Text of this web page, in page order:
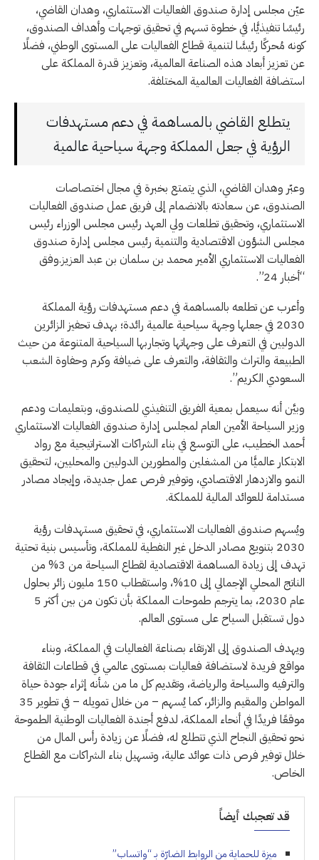
عيّن مجلس إدارة صندوق الفعاليات الاستثماري، وهدان القاضي،
رئيسًا تنفيذيًّا، في خطوة تسهم في تحقيق توجهات وأهداف الصندوق،
كونه مُحركًا رئيسًّا لتنمية قطاع الفعاليات على المستوى الوطني، فضلًا
عن تعزيز أبعاد هذه الصناعة العالمية، وتعزيز قدرة المملكة على
استضافة الفعاليات العالمية المختلفة.
يتطلع القاضي بالمساهمة في دعم مستهدفات
الرؤية في جعل المملكة وجهة سياحية عالمية
وعبّر وهدان القاضي، الذي يتمتع بخبرة في مجال اختصاصات
الصندوق، عن سعادته بالانضمام إلى فريق عمل صندوق الفعاليات
الاستثماري، وتحقيق تطلعات ولي العهد رئيس مجلس الوزراء رئيس
مجلس الشؤون الاقتصادية والتنمية رئيس مجلس إدارة صندوق
الفعاليات الاستثماري الأمير محمد بن سلمان بن عبد العزيز.وفق
“أخبار 24”.
وأعرب عن تطلعه بالمساهمة في دعم مستهدفات رؤية المملكة
2030 في جعلها وجهة سياحية عالمية رائدة؛ بهدف تحفيز الزائرين
الدوليين في التعرف على وجهاتها وتجاربها السياحية المتنوعة من حيث
الطبيعة والتراث والثقافة، والتعرف على ضيافة وكرم وحفاوة الشعب
السعودي الكريم”.
وبيَّن أنه سيعمل بمعية الفريق التنفيذي للصندوق، وبتعليمات ودعم
وزير السياحة الأمين العام لمجلس إدارة صندوق الفعاليات الاستثماري
أحمد الخطيب، على التوسع في بناء الشراكات الاستراتيجية مع رواد
الابتكار عالميًّا من المشغلين والمطورين الدوليين والمحليين، لتحقيق
النمو والازدهار الاقتصادي، وتوفير فرص عمل جديدة، وإيجاد مصادر
مستدامة للعوائد المالية للمملكة.
ويُسهم صندوق الفعاليات الاستثماري، في تحقيق مستهدفات رؤية
2030 بتنويع مصادر الدخل غير النفطية للمملكة، وتأسيس بنية تحتية
تهدف إلى زيادة المساهمة الاقتصادية لقطاع السياحة من 3% من
الناتج المحلي الإجمالي إلى 10%، واستقطاب 150 مليون زائر بحلول
عام 2030، بما يترجم طموحات المملكة بأن تكون من بين أكثر 5
دول تستقبل السياح على مستوى العالم.
ويهدف الصندوق إلى الارتقاء بصناعة الفعاليات في المملكة، وبناء
مواقع فريدة لاستضافة فعاليات بمستوى عالمي في قطاعات الثقافة
والترفيه والسياحة والرياضة، وتقديم كل ما من شأنه إثراء جودة حياة
المواطن والمقيم والزائر، كما يُسهم – من خلال تمويله – في تطوير 35
موقعًا فريدًا في أنحاء المملكة، لدفع أجندة الفعاليات الوطنية الطموحة
نحو تحقيق النجاح الذي تتطلع له، فضلًا عن زيادة رأس المال من
خلال توفير فرص ذات عوائد عالية، وتسهيل بناء الشراكات مع القطاع
الخاص.
قد تعجبك أيضاً
ميزة للحماية من الروابط الضارّة بـ “واتساب”